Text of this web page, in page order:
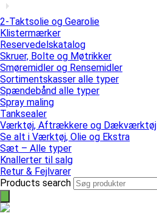
2-Taktsolie og Gearolie
Klistermærker
Reservedelskatalog
Skruer, Bolte og Møtrikker
Smøremidler og Rensemidler
Sortimentskasser alle typer
Spændebånd alle typer
Spray maling
Tanksealer
Værktøj, Aftrækkere og Dækværktøj
Se alt i Værktøj, Olie og Ekstra
Sæt – Alle typer
Knallerter til salg
Retur & Fejlvarer
Products search